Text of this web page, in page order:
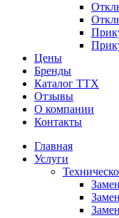
Цены
Бренды
Каталог ТТХ
Отзывы
О компании
Контакты
Главная
Услуги